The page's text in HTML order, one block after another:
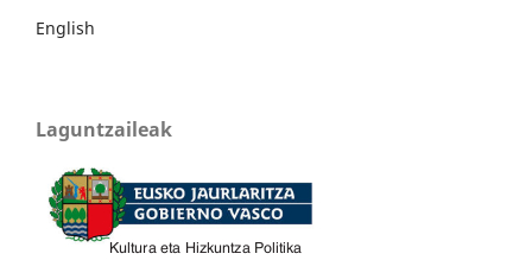
English
Laguntzaileak